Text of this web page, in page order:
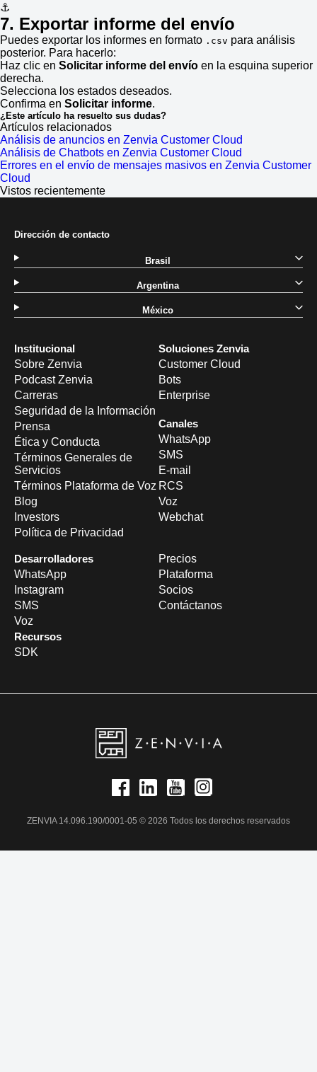
⚓
7. Exportar informe del envío
Puedes exportar los informes en formato .csv para análisis
posterior. Para hacerlo:
Haz clic en Solicitar informe del envío en la esquina superior
derecha.
Selecciona los estados deseados.
Confirma en Solicitar informe.
¿Este artículo ha resuelto sus dudas?
Artículos relacionados
Análisis de anuncios en Zenvia Customer Cloud
Análisis de Chatbots en Zenvia Customer Cloud
Errores en el envío de mensajes masivos en Zenvia Customer
Cloud
Vistos recientemente
Institucional
Sobre Zenvia
Podcast Zenvia
Carreras
Seguridad de la Información
Prensa
Ética y Conducta
Términos Generales de
Servicios
Términos Plataforma de Voz
Blog
Investors
Política de Privacidad
Soluciones Zenvia
Customer Cloud
Bots
Enterprise
Canales
WhatsApp
SMS
E-mail
RCS
Voz
Webchat
Desarrolladores
WhatsApp
Instagram
SMS
Voz
Recursos
SDK
Precios
Plataforma
Socios
Contáctanos
Dirección de contacto
Brasil
Argentina
México
ZENVIA 14.096.190/0001-05 © 2026 Todos los derechos reservados